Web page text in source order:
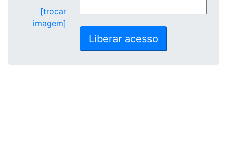
[trocar
imagem]